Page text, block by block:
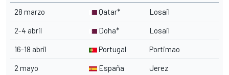
28 marzo Qatar* Losail
2-4 abril Doha* Losail
16-18 abril Portugal Portimao
2 mayo España Jerez